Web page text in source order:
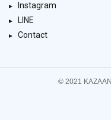
Instagram
LINE
Contact
© 2021